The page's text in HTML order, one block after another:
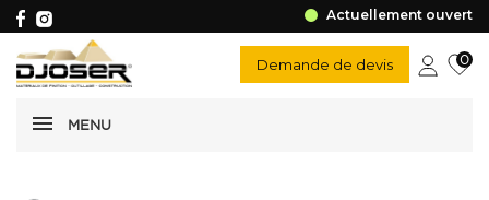
Actuellement ouvert
MENU
Demande de devis 0